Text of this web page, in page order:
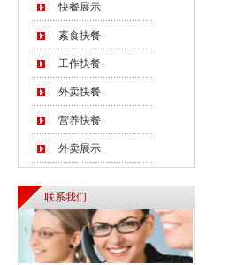
快餐展示
素食快餐
工作快餐
外卖快餐
营养快餐
外卖展示
联系我们